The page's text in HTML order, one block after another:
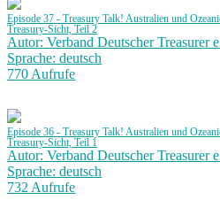
Episode 37 - Treasury Talk! Australien und
Treasury-Sicht, Teil 2
Autor: Verband Deutscher Treasurer
Sprache: deutsch
770 Aufrufe
Episode 36 - Treasury Talk! Australien und
Treasury-Sicht, Teil 1
Autor: Verband Deutscher Treasurer
Sprache: deutsch
732 Aufrufe